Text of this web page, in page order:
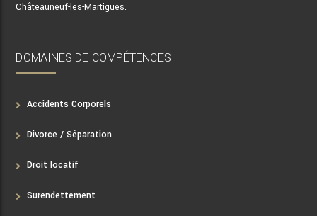
Châteauneuf-les-Martigues.
DOMAINES DE COMPÉTENCES
Accidents Corporels
Divorce / Séparation
Droit locatif
Surendettement